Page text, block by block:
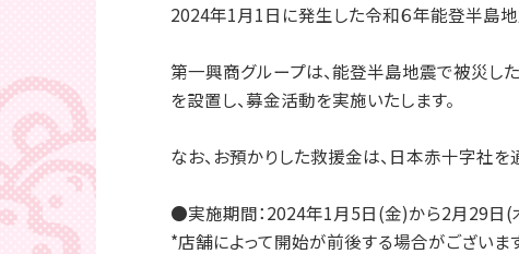
2024年1月1日に発生した令和６年能登半島地
第一興商グループは、能登半島地震で被災し
を設置し、募金活動を実施いたします。
なお、お預かりした救援金は、日本赤十字社を
●実施期間：2024年1月5日(金)から2月29日(
*店舗によって開始が前後する場合がございま